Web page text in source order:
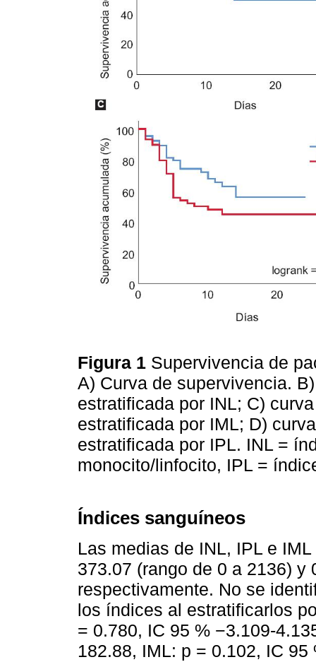
Figura 1 Supervivencia de
A) Curva de supervivencia.
estratificada por INL; C)
estratificada por IML; D)
estratificada por IPL. INL =
monocito/linfocito, IPL =
Índices sanguíneos
Las medias de INL, IPL e
373.07 (rango de 0 a 2136) y
respectivamente. No se
los índices al estratificarlos
= 0.780, IC 95 % −3.109-
182.88, IML: p = 0.102, IC 95